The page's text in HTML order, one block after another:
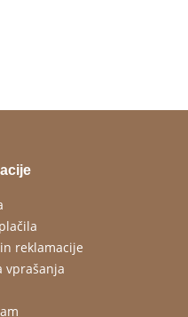
reklamacije
vprašanja